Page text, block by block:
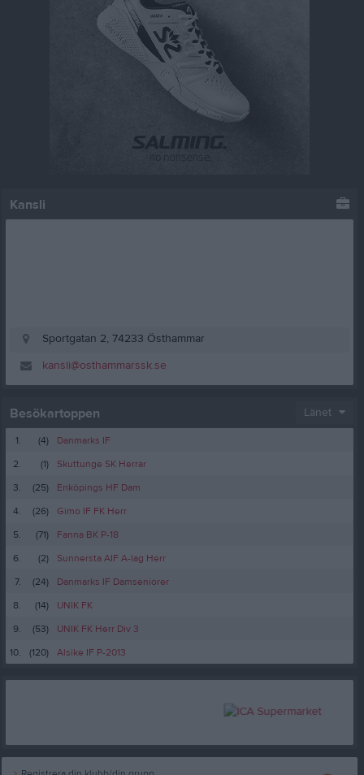
Kansli
Sportgatan 2, 74233 Östhammar
kansli@osthammarssk.se
Besökartoppen Länet
1. (4)
Danmarks IF
2.
(1)
Skuttunge SK Herrar
3.
(25)
Enköpings HF Dam
4.
(26)
Gimo IF FK Herr
5.
(71)
Fanna BK P-18
6.
(2)
Sunnersta AIF A-lag Herr
7.
(24)
Danmarks IF Damseniorer
8.
(14)
UNIK FK
9.
(53)
UNIK FK Herr Div 3
10.
(120) Alsike IF P-2013